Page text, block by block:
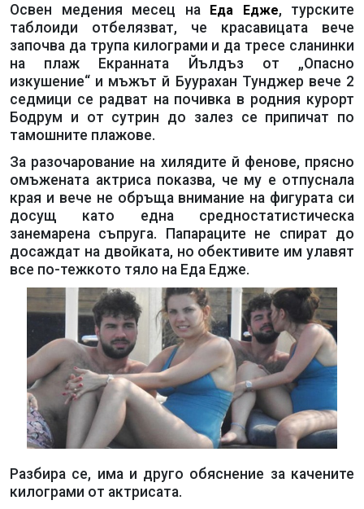
Освен медения месец на Еда Едже, турските
таблоиди отбелязват, че красавицата вече
започва да трупа килограми и да тресе сланинки
на плаж Екранната Йълдъз от „Опасно
изкушение“ и мъжът й Буурахан Тунджер вече 2
седмици се радват на почивка в родния курорт
Бодрум и от сутрин до залез се припичат по
тамошните плажове.
За разочарование на хилядите й фенове, прясно
омъжената актриса показва, че му е отпуснала
края и вече не обръща внимание на фигурата си
досущ като една средностатистическа
занемарена съпруга. Папараците не спират до
досаждат на двойката, но обективите им улавят
все по-тежкото тяло на Еда Едже.
Разбира се, има и друго обяснение за качените
килограми от актрисата.